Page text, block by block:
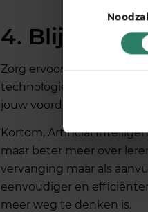
4. Blijf op de
Zorg ervoor dat je op de
technologie evolueert
jouw voordeel werken.
Kortom, Artificial
maar beter meer over
vervanging maar als
eenvoudiger en
meer weg te denken is.